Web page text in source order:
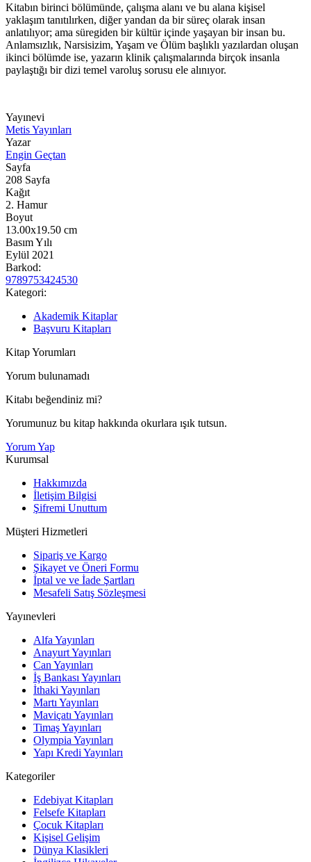
Kitabın birinci bölümünde, çalışma alanı ve bu alana kişisel
yaklaşım tanıtılırken, diğer yandan da bir süreç olarak insan
anlatılıyor; ama süregiden bir kültür içinde yaşayan bir insan bu.
Anlamsızlık, Narsisizim, Yaşam ve Ölüm başlıklı yazılardan oluşan
ikinci bölümde ise, yazarın klinik çalışmalarında birçok insanla
paylaştığı bir dizi temel varoluş sorusu ele alınıyor.
Yayınevi
Metis Yayınları
Yazar
Engin Geçtan
Sayfa
208 Sayfa
Kağıt
2. Hamur
Boyut
13.00x19.50 cm
Basım Yılı
Eylül 2021
Barkod:
9789753424530
Kategori:
Akademik Kitaplar
Başvuru Kitapları
Kitap Yorumları
Yorum bulunamadı
Kitabı beğendiniz mi?
Yorumunuz bu kitap hakkında okurlara ışık tutsun.
Yorum Yap
Kurumsal
Hakkımızda
İletişim Bilgisi
Şifremi Unuttum
Müşteri Hizmetleri
Sipariş ve Kargo
Şikayet ve Öneri Formu
İptal ve ve İade Şartları
Mesafeli Satış Sözleşmesi
Yayınevleri
Alfa Yayınları
Anayurt Yayınları
Can Yayınları
İş Bankası Yayınları
İthaki Yayınları
Martı Yayınları
Maviçatı Yayınları
Timaş Yayınları
Olympia Yayınları
Yapı Kredi Yayınları
Kategoriler
Edebiyat Kitapları
Felsefe Kitapları
Çocuk Kitapları
Kişisel Gelişim
Dünya Klasikleri